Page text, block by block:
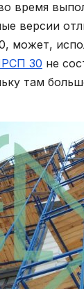
время
версии
может,
30 не
там